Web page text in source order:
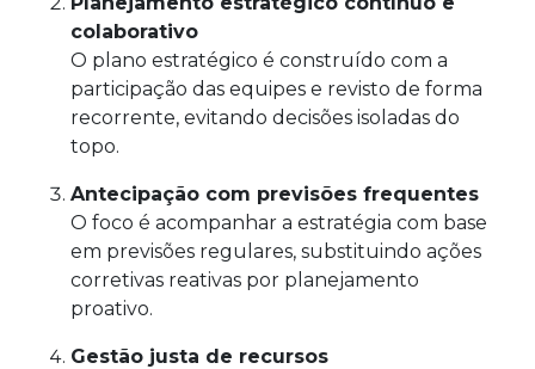
colaborativo
O plano estratégico é construído com a
participação das equipes e revisto de forma
recorrente, evitando decisões isoladas do
topo.
Antecipação com previsões frequentes
O foco é acompanhar a estratégia com base
em previsões regulares, substituindo ações
corretivas reativas por planejamento
proativo.
Gestão justa de recursos